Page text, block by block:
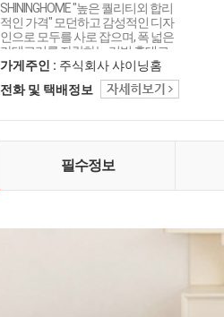
SHININGHOME "높은 퀄리티외 합리
적인 가격" 모던하고 감성적인 디자
인으로 모두를 사로 잡으며, 폭 넓은
카테고리를 자랑하는 리빙 홈데코
인테리어 샤이닝홈입니다.
가게주인 : 주식회사 샤이닝홈
전화 및 택배정보
필수정보